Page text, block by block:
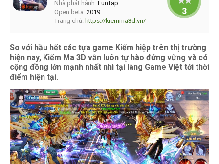
Nhà phát hành: FunTap
Open beta: 2019
Trang chủ: https://kiemma3d.vn/
3
So với hầu hết các tựa game Kiếm hiệp trên thị trường
hiện nay, Kiếm Ma 3D vẫn luôn tự hào đứng vững và có
cộng đồng lớn mạnh nhất nhì tại làng Game Việt tới thời
điểm hiện tại.